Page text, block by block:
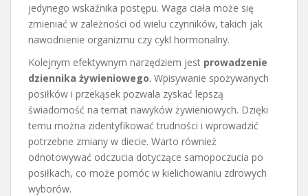
jedynego wskaźnika postępu. Waga ciała może się
zmieniać w zależności od wielu czynników, takich jak
nawodnienie organizmu czy cykl hormonalny.
Kolejnym efektywnym narzędziem jest prowadzenie
dziennika żywieniowego. Wpisywanie spożywanych
posiłków i przekąsek pozwala zyskać lepszą
świadomość na temat nawyków żywieniowych. Dzięki
temu można zidentyfikować trudności i wprowadzić
potrzebne zmiany w diecie. Warto również
odnotowywać odczucia dotyczące samopoczucia po
posiłkach, co może pomóc w kielichowaniu zdrowych
wyborów.